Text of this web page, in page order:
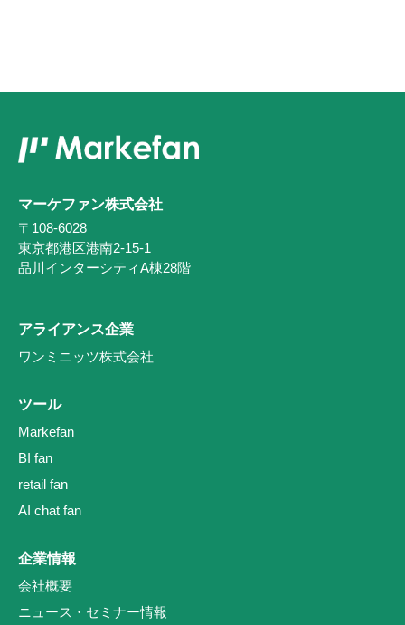
マーケファン株式会社
〒108-6028
東京都港区港南2-15-1
品川インターシティA棟28階
アライアンス企業
ワンミニッツ株式会社
ツール
Markefan
BI fan
retail fan
AI chat fan
企業情報
会社概要
ニュース・セミナー情報